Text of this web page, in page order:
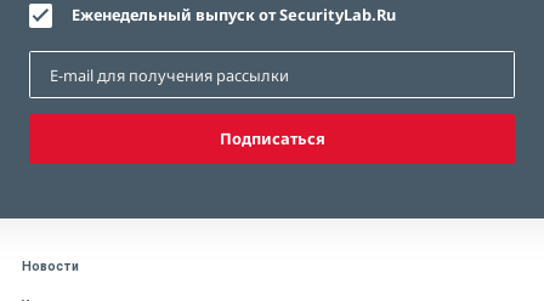
Еженедельный выпуск от SecurityLab.Ru
Подписаться
Новости